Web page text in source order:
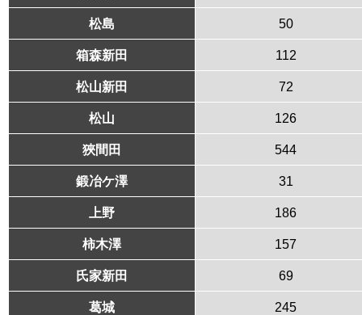
松島 50
箱森新田 112
松山新田 72
松山 126
狹間田 544
鍛冶ケ澤 31
上野 186
柿木澤 157
氏家新田 69
葛城 245